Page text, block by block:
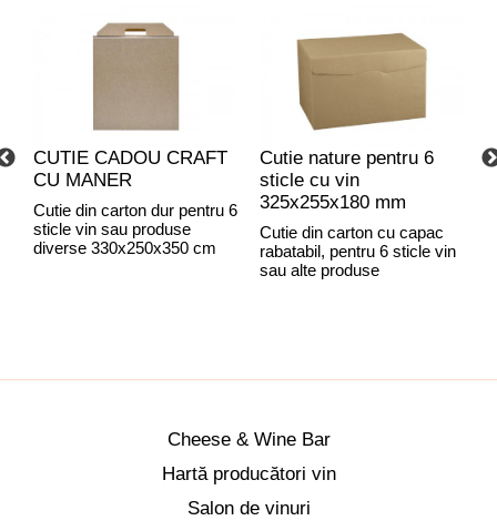
CUTIE CADOU CRAFT
CU MANER
Cutie din carton dur pentru 6
sticle vin sau produse
diverse 330x250x350 cm
Cutie nature pentru 6
sticle cu vin
325x255x180 mm
Cutie din carton cu capac
rabatabil, pentru 6 sticle vin
sau alte produse
Cheese & Wine Bar
Hartă producători vin
Salon de vinuri